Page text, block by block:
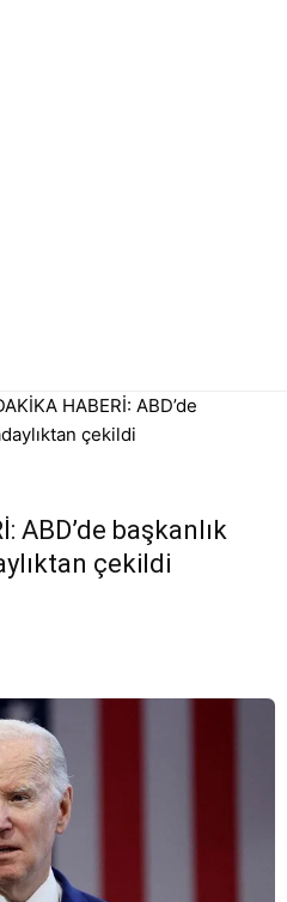
HABERİ: ABD’de
çekildi
ABD’de başkanlık
çekildi